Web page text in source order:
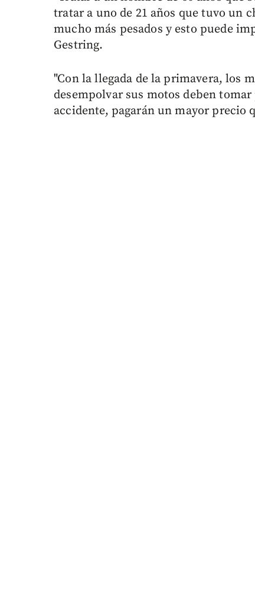
tratar a uno de 21 años que tuvo un
mucho más pesados y esto puede
Gestring.
"Con la llegada de la primavera, los
desempolvar sus motos deben
accidente, pagarán un mayor precio